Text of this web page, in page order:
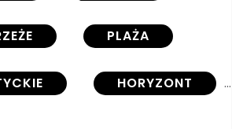
PLAŻA
HORYZONT